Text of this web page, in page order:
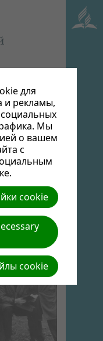
Админ |
0
для
и рекламы,
Мы
о вашем
с
cookie
cookie